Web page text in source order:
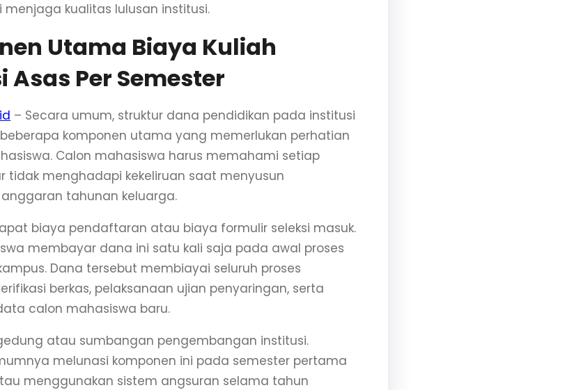
kualitas lulusan institusi.
Utama Biaya Kuliah
Asas Per Semester
– Secara umum, struktur dana pendidikan pada institusi
komponen utama yang memerlukan perhatian
Calon mahasiswa harus memahami setiap
tidak menghadapi kekeliruan saat menyusun
tahunan keluarga.
biaya pendaftaran atau biaya formulir seleksi masuk.
membayar dana ini satu kali saja pada awal proses
Dana tersebut membiayai seluruh proses
berkas, pelaksanaan ujian penyaringan, serta
calon mahasiswa baru.
atau sumbangan pengembangan institusi.
melunasi komponen ini pada semester pertama
menggunakan sistem angsuran selama tahun